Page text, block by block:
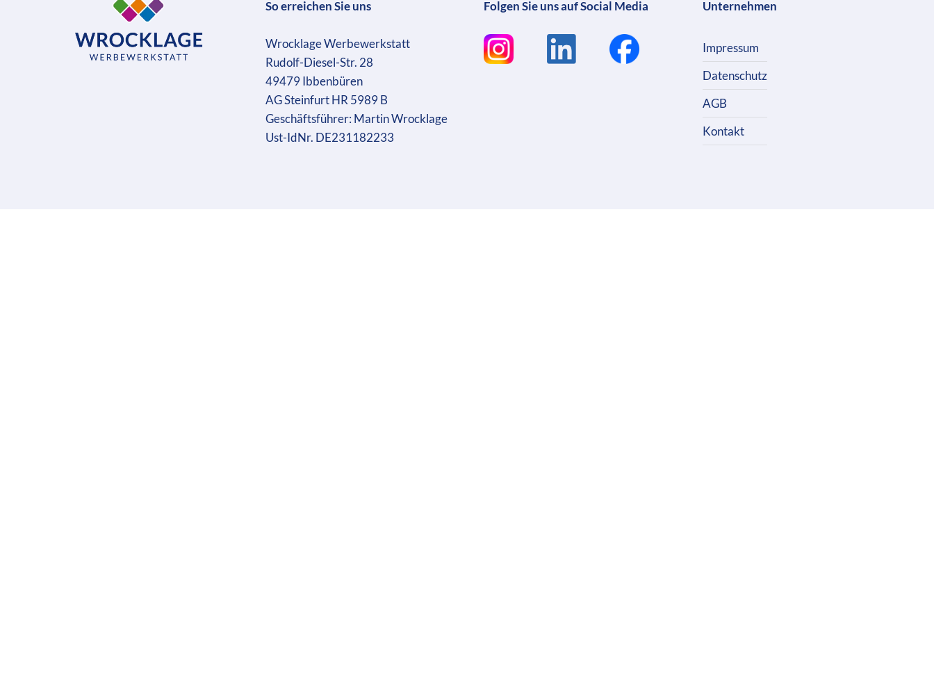
So erreichen Sie uns
Wrocklage Werbewerkstatt
Rudolf-Diesel-Str. 28
49479 Ibbenbüren
AG Steinfurt HR 5989 B
Geschäftsführer: Martin Wrocklage
Ust-IdNr. DE231182233
Folgen Sie uns auf Social Media Unternehmen
Impressum
Datenschutz
AGB
Kontakt